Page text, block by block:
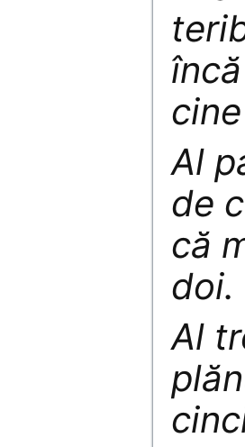
Al
de
că
doi.
Al